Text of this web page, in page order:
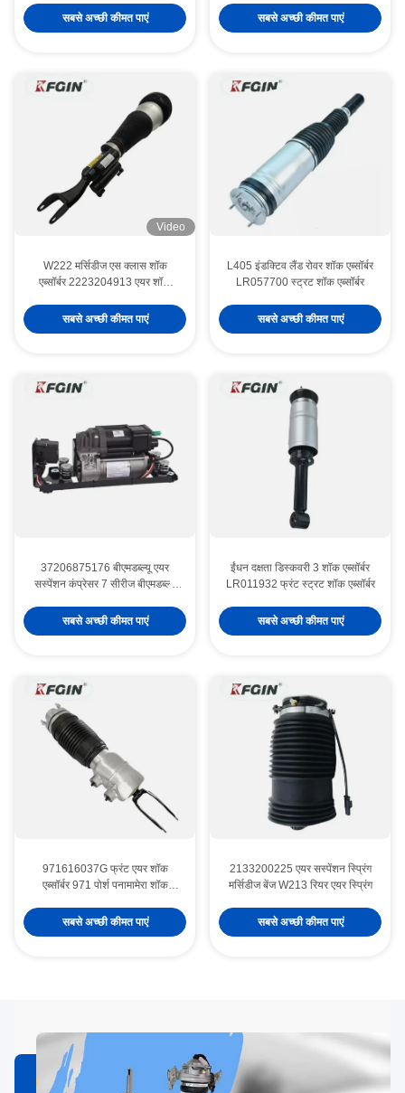
सबसे अच्छी कीमत पाएं
सबसे अच्छी कीमत पाएं
Video
W222 मर्सिडीज एस क्लास शॉक
एब्सॉर्बर 2223204913 एयर शॉक
सबसे अच्छी कीमत पाएं
L405 इंडक्टिव लैंड रोवर शॉक एब्सॉर्बर
LR057700 स्ट्रट शॉक एब्सॉर्बर
सबसे अच्छी कीमत पाएं
37206875176 बीएमडब्ल्यू एयर
सस्पेंशन कंप्रेसर 7 सीरीज बीएमडब्ल्यू
सबसे अच्छी कीमत पाएं
ईंधन दक्षता डिस्कवरी 3 शॉक एब्सॉर्बर
LR011932 फ्रंट स्ट्रट शॉक एब्सॉर्बर
सबसे अच्छी कीमत पाएं
971616037G फ्रंट एयर शॉक
एब्सॉर्बर 971 पोर्श पनामामेरा शॉक
सबसे अच्छी कीमत पाएं
2133200225 एयर सस्पेंशन स्प्रिंग
मर्सिडीज बेंज W213 रियर एयर स्प्रिंग
सबसे अच्छी कीमत पाएं